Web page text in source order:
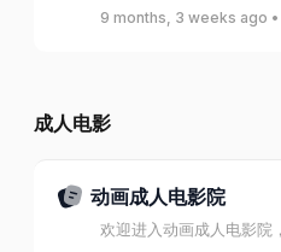
9 months, 3 weeks ago •
成人电影
动画成人电影院